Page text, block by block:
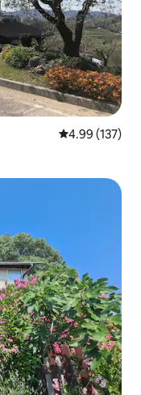
Ukadiriaji wa
4.99 (137)